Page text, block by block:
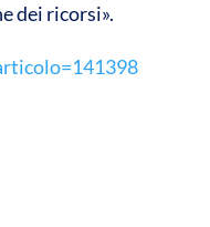
dei ricorsi».